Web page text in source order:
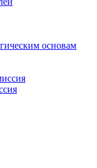
основам